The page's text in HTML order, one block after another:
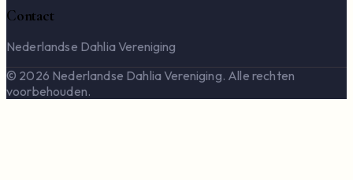
Contact
Nederlandse Dahlia Vereniging
© 2026 Nederlandse Dahlia Vereniging. Alle rechten
voorbehouden.